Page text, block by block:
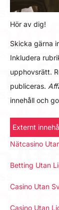
Hör av dig!
Skicka gärna
Inkludera
upphovsrätt.
publiceras.
innehåll och
Externt
Nätcasino
Betting Utan
Casino Utan
Casino Utan